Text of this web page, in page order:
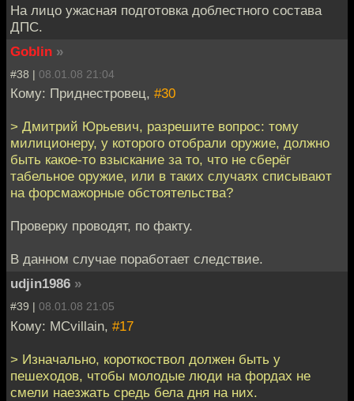
На лицо ужасная подготовка доблестного состава
ДПС.
Goblin »
#38 | 08.01.08 21:04
Кому: Приднестровец, #30
> Дмитрий Юрьевич, разрешите вопрос: тому
милиционеру, у которого отобрали оружие, должно
быть какое-то взыскание за то, что не сберёг
табельное оружие, или в таких случаях списывают
на форсмажорные обстоятельства?
Проверку проводят, по факту.
В данном случае поработает следствие.
udjin1986 »
#39 | 08.01.08 21:05
Кому: MCvillain, #17
> Изначально, короткоствол должен быть у
пешеходов, чтобы молодые люди на фордах не
смели наезжать средь бела дня на них.